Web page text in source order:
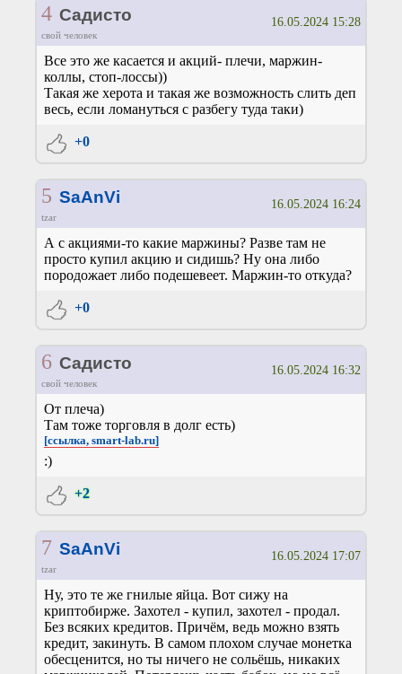
4 Садисто
свой человек
16.05.2024 15:28
Все это же касается и акций- плечи, маржин-
коллы, стоп-лоссы))
Такая же херота и такая же возможность слить деп
весь, если ломануться с разбегу туда таки)
+0
5 SaAnVi
tzar
16.05.2024 16:24
А с акциями-то какие маржины? Разве там не
просто купил акцию и сидишь? Ну она либо
породожает либо подешевеет. Маржин-то откуда?
+0
6 Садисто
свой человек
16.05.2024 16:32
От плеча)
Там тоже торговля в долг есть)
[ссылка, smart-lab.ru]
:)
+2
7 SaAnVi
tzar
16.05.2024 17:07
Ну, это те же гнилые яйца. Вот сижу на
криптобирже. Захотел - купил, захотел - продал.
Без всяких кредитов. Причём, ведь можно взять
кредит, закинуть. В самом плохом случае монетка
обесценится, но ты ничего не сольёшь, никаких